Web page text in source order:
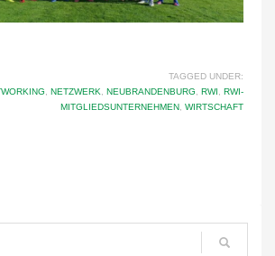
TAGGED UNDER:
NETZWERK NEUBRANDENBURG RWI
RWI-
MITGLIEDSUNTERNEHMEN WIRTSCHAFT